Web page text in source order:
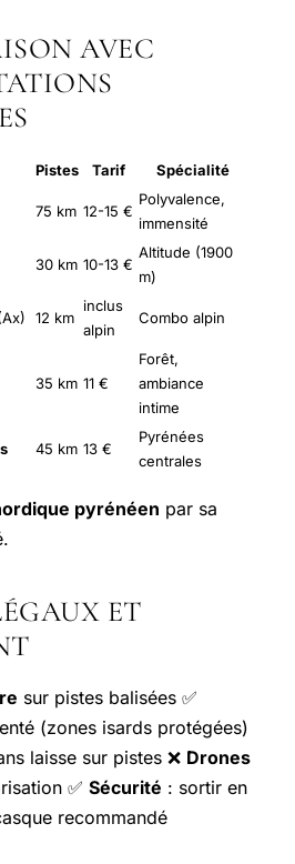
AVEC
Pistes Tarif Spécialité
75 km 12-15 €
Polyvalence,
immensité
30 km 10-13 €
Altitude (1900
m)
12 km
inclus
alpin
Combo alpin
35 km 11 €
Forêt,
ambiance
intime
45 km 13 €
Pyrénées
centrales
pyrénéen par sa
ET
sur pistes balisées ✅
(zones isards protégées)
laisse sur pistes ❌ Drones
✅ Sécurité : sortir en
recommandé